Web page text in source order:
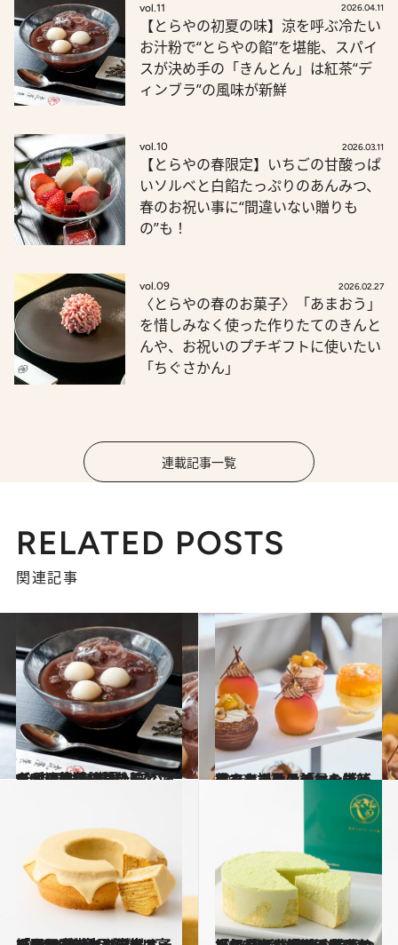
vol.11 2026.04.11
【とらやの初夏の味】涼を呼ぶ冷たい
お汁粉で“とらやの餡”を堪能、スパイ
スが決め手の「きんとん」は紅茶“デ
ィンブラ”の風味が新鮮
vol.10 2026.03.11
【とらやの春限定】いちごの甘酸っぱ
いソルベと白餡たっぷりのあんみつ、
春のお祝い事に“間違いない贈りも
の”も！
vol.09 2026.02.27
〈とらやの春のお菓子〉「あまおう」
を惜しみなく使った作りたてのきんと
んや、お祝いのプチギフトに使いたい
「ちぐさかん」
連載記事一覧
RELATED POSTS
関連記事
2026.4.11
【とらやの初夏の味】涼を呼ぶ冷たいお汁粉で“とらやの餡”を堪能、スパイスが決め手の「きんとん」は紅茶“ディンブラ”の風味が新鮮
グルメ 2026.5.12
甘くとろける「マンゴーアフタヌーンティー」3選。ホテルの絶景＆特等席で、初夏の訪れを告げるマンゴー尽くしのティータイムを！
旅＆お出かけ